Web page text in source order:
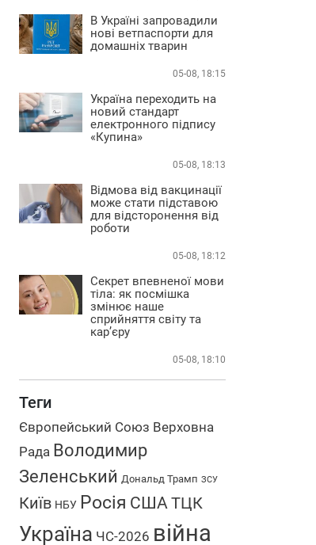
В Україні запровадили
нові ветпаспорти для
домашніх тварин
05-08, 18:15
Україна переходить на
новий стандарт
електронного підпису
«Купина»
05-08, 18:13
Відмова від вакцинації
може стати підставою
для відсторонення від
роботи
05-08, 18:12
Секрет впевненої мови
тіла: як посмішка
змінює наше
сприйняття світу та
кар’єру
05-08, 18:10
Теги
Європейський Союз Верховна
Рада Володимир
Зеленський Дональд Трамп ЗСУ
Київ НБУ Росія США ТЦК
Україна ЧС-2026 війна